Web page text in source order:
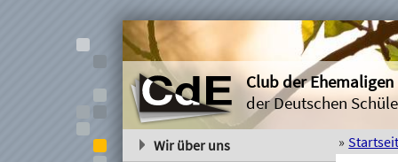
Club der Ehemaligen
der Deutschen
Wir über uns